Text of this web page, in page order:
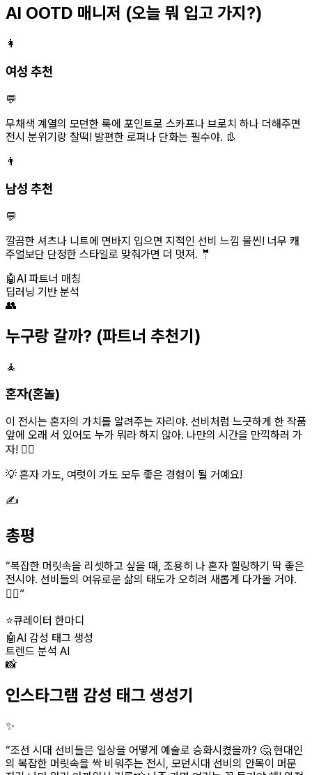
AI OOTD 매니저 (오늘 뭐 입고 가지?)
👩
여성 추천
💬
무채색 계열의 모던한 룩에 포인트로 스카프나 브로치 하나 더해주면
전시 분위기랑 찰떡! 발편한 로퍼나 단화는 필수야. 👢
👨
남성 추천
💬
깔끔한 셔츠나 니트에 면바지 입으면 지적인 선비 느낌 물씬! 너무 캐
주얼보단 단정한 스타일로 맞춰가면 더 멋져. 🤵
🤖AI 파트너 매칭
딥러닝 기반 분석
👥
누구랑 갈까? (파트너 추천기)
🧘
혼자(혼놀)
이 전시는 혼자의 가치를 알려주는 자리야. 선비처럼 느긋하게 한 작품
앞에 오래 서 있어도 누가 뭐라 하지 않아. 나만의 시간을 만끽하러 가
자! 🚶‍♀️
💡 혼자 가도, 여럿이 가도 모두 좋은 경험이 될 거예요!
✍️
총평
“복잡한 머릿속을 리셋하고 싶을 때, 조용히 나 혼자 힐링하기 딱 좋은
전시야. 선비들의 여유로운 삶의 태도가 오히려 새롭게 다가올 거야.
🧘‍♀️”
⭐큐레이터 한마디
🤖AI 감성 태그 생성
트렌드 분석 AI
📸
인스타그램 감성 태그 생성기
✨
“조선 시대 선비들은 일상을 어떻게 예술로 승화시켰을까? 🤔 현대인
의 복잡한 머릿속을 싹 비워주는 전시, 모던시대 선비의 안목이 머문